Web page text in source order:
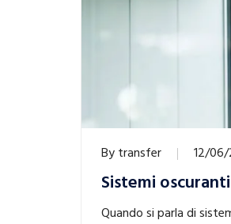
Bytransfer 12/
Sistemi
Quando si parla di